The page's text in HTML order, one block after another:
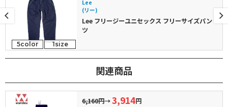
5color 1size
Lee
(リー)
Lee フリージーユニセックス フリーサイズパン
ツ
関連商品
6,160円→3,914円